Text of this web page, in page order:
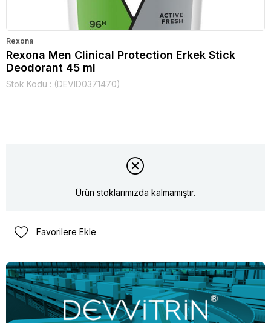
Rexona
Rexona Men Clinical Protection Erkek Stick
Deodorant 45 ml
Stok Kodu (DEVID0371470)
Ürün stoklarımızda kalmamıştır.
Favorilere Ekle